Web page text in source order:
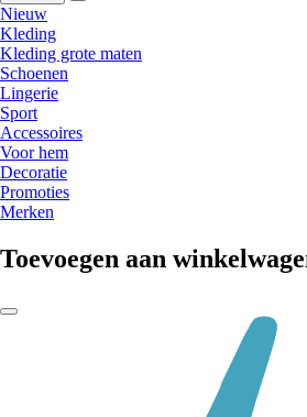
Nieuw
Kleding
Kleding grote maten
Schoenen
Lingerie
Sport
Accessoires
Voor hem
Decoratie
Promoties
Merken
Toevoegen aan